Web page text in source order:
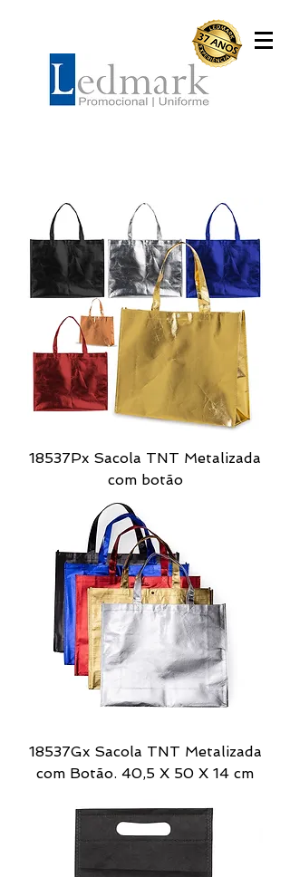
18537Px Sacola TNT Metalizada
com botão
18537Gx Sacola TNT Metalizada
com Botão. 40,5 X 50 X 14 cm